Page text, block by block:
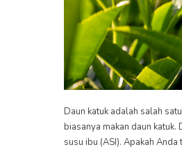
Daun katuk adalah salah
biasanya makan daun
susu ibu (ASI). Apakah